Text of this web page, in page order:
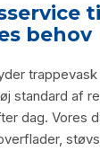
behov
standard af
dag. Vores